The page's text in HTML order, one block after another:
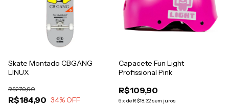
Skate Montado CBGANG
LINUX
R$184,90
R$279,90
34% OFF
Capacete Fun Light
Profissional Pink
R$109,90
6x de R$18,32 sem juros